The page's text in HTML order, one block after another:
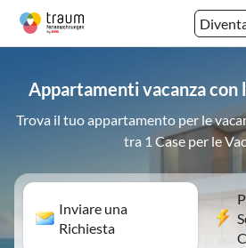
Appartamenti vacanza con
Trova il tuo appartamento per le
tra 1 Case per le
Inviare una
Richiesta